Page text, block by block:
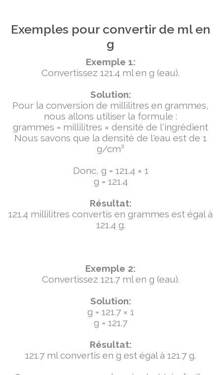
Exemples pour convertir de ml en
g
Exemple 1:
Convertissez 121.4 ml en g (eau).
Solution:
Pour la conversion de millilitres en grammes,
nous allons utiliser la formule :
grammes = millilitres × densité de l'ingrédient
Nous savons que la densité de l'eau est de 1
g/cm³
Donc, g = 121.4 × 1
g = 121.4
Résultat:
121.4 millilitres convertis en grammes est égal à
121.4 g.
Exemple 2:
Convertissez 121.7 ml en g (eau).
Solution:
g = 121.7 × 1
g = 121.7
Résultat:
121.7 ml convertis en g est égal à 121.7 g.